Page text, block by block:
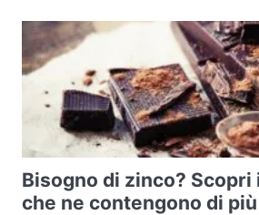
Bisogno di zinco? Scopri
che ne contengono di più